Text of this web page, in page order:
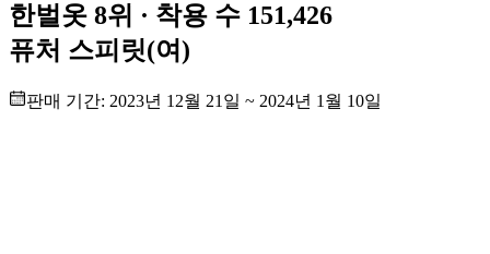
한벌옷 8위 · 착용 수 151,426
퓨처 스피릿(여)
판매 기간: 2023년 12월 21일 ~ 2024년 1월 10일